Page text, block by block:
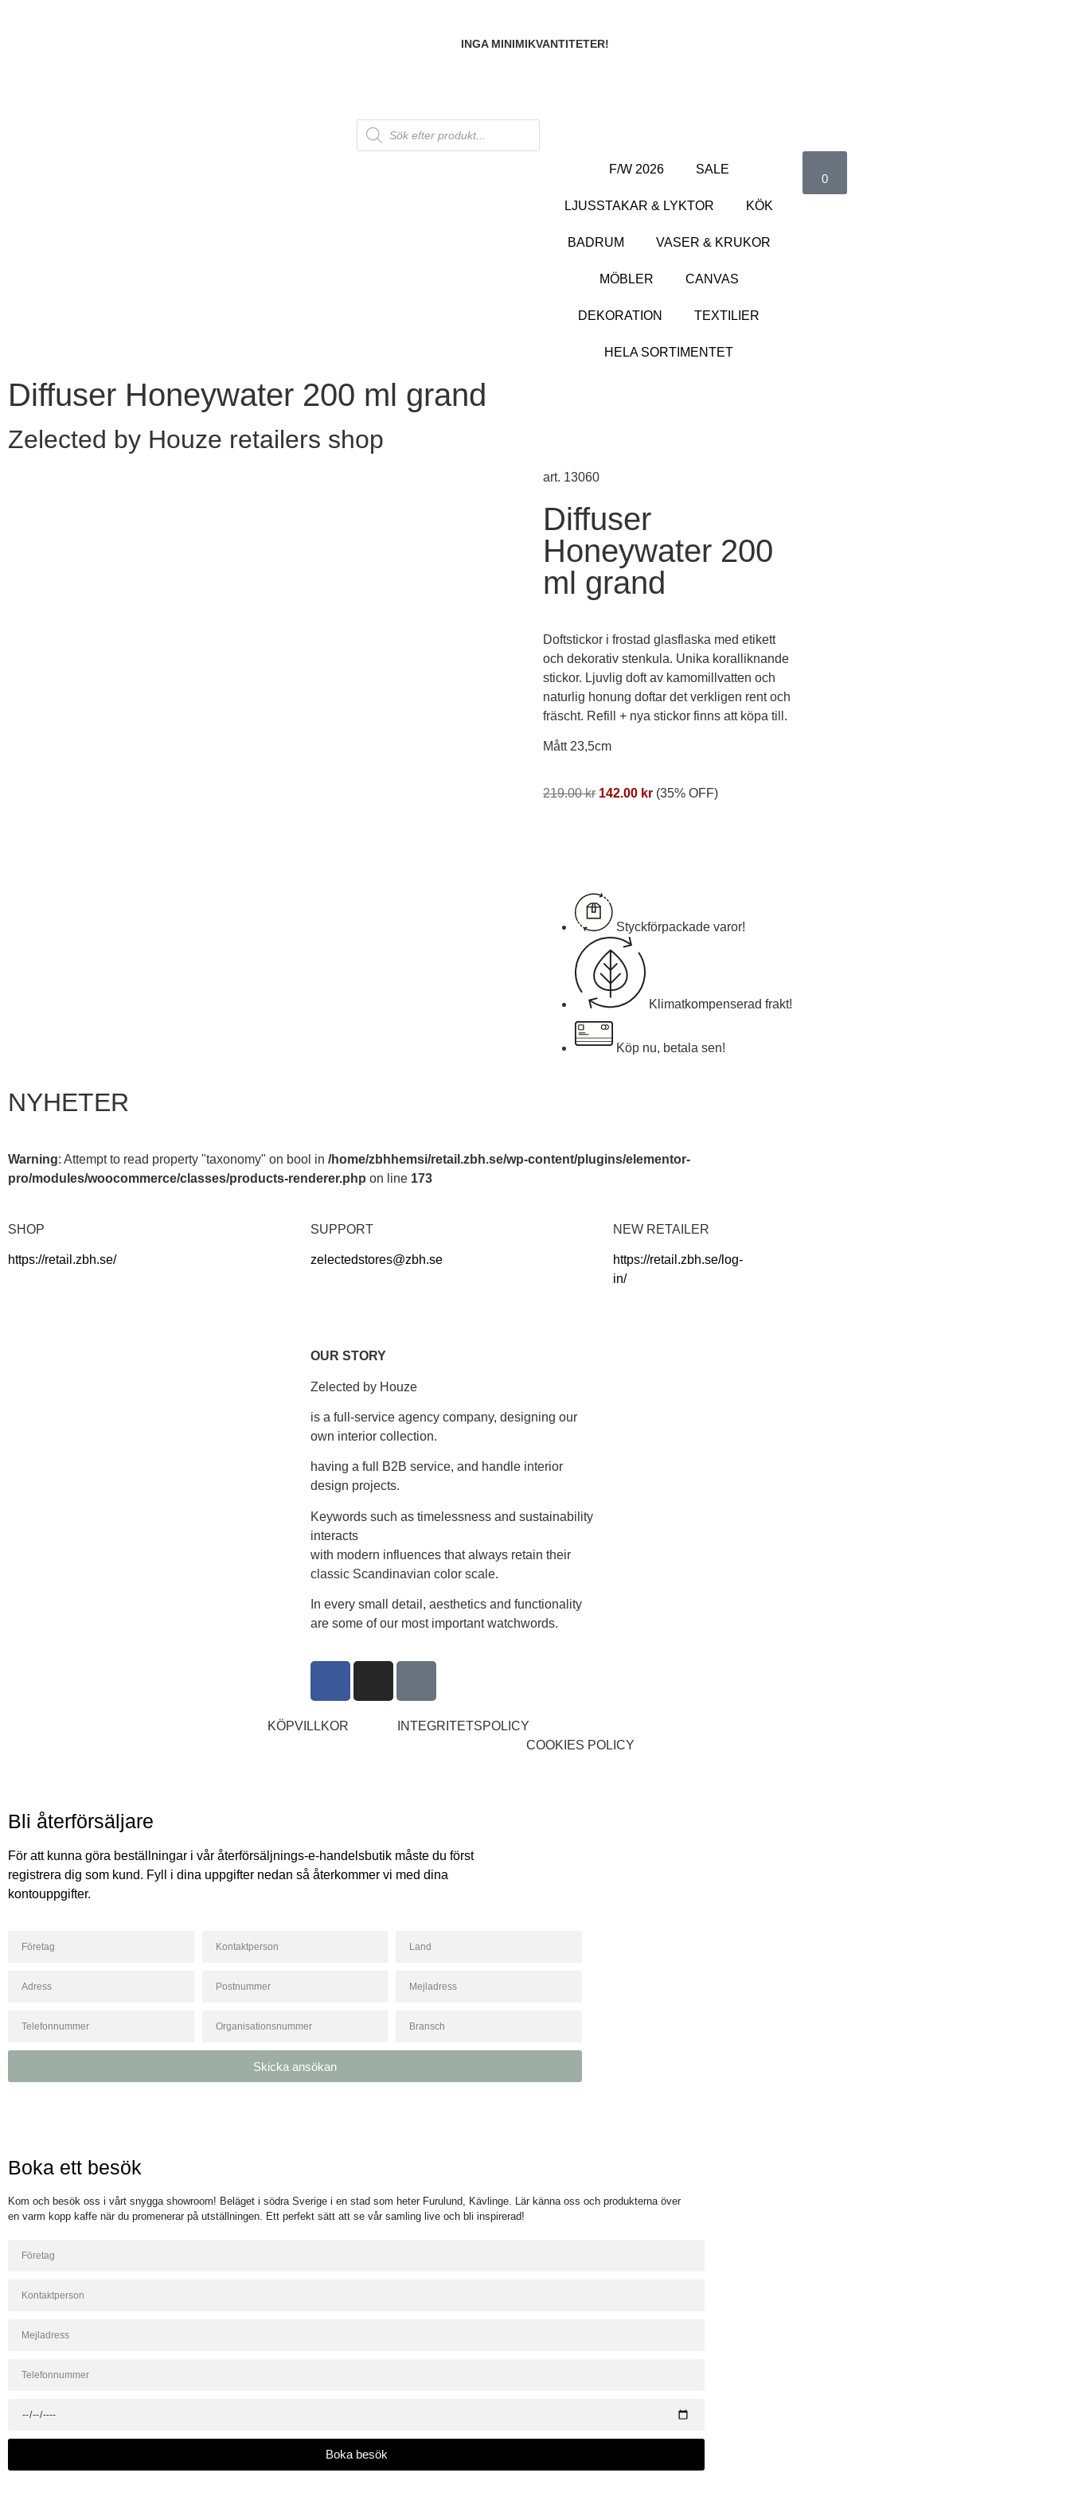
INGA MINIMIKVANTITETER!
F/W 2026 SALE
LJUSSTAKAR & LYKTOR KÖK
BADRUM VASER & KRUKOR
MÖBLER CANVAS
DEKORATION TEXTILIER
HELA SORTIMENTET
0
Diffuser Honeywater 200 ml grand
Zelected by Houze retailers shop
art. 13060
Diffuser
Honeywater 200
ml grand
Doftstickor i frostad glasflaska med etikett
och dekorativ stenkula. Unika koralliknande
stickor. Ljuvlig doft av kamomillvatten och
naturlig honung doftar det verkligen rent och
fräscht. Refill + nya stickor finns att köpa till.
Mått 23,5cm
219.00kr 142.00 kr (35% OFF)
Styckförpackade varor!
Klimatkompenserad frakt!
Köp nu, betala sen!
NYHETER
Warning: Attempt to read property "taxonomy" on bool in /home/zbhhemsi/retail.zbh.se/wp-content/plugins/elementor-
pro/modules/woocommerce/classes/products-renderer.php on line 173
SHOP
https://retail.zbh.se/
SUPPORT
zelectedstores@zbh.se
NEW RETAILER
https://retail.zbh.se/log-
in/
OUR STORY
Zelected by Houze
is a full-service agency company, designing our
own interior collection.
having a full B2B service, and handle interior
design projects.
Keywords such as timelessness and sustainability
interacts
with modern influences that always retain their
classic Scandinavian color scale.
In every small detail, aesthetics and functionality
are some of our most important watchwords.
KÖPVILLKOR
INTEGRITETSPOLICY
COOKIES POLICY
Bli återförsäljare
För att kunna göra beställningar i vår återförsäljnings-e-handelsbutik måste du först
registrera dig som kund. Fyll i dina uppgifter nedan så återkommer vi med dina
kontouppgifter.
Skicka ansökan
Boka ett besök
Kom och besök oss i vårt snygga showroom! Beläget i södra Sverige i en stad som heter Furulund, Kävlinge. Lär känna oss och produkterna över
en varm kopp kaffe när du promenerar på utställningen. Ett perfekt sätt att se vår samling live och bli inspirerad!
Boka besök